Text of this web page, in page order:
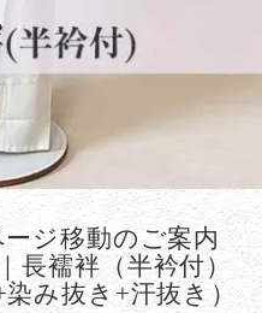
ージ移動のご案内
長襦袢（半衿付）
み抜き+汗抜き）